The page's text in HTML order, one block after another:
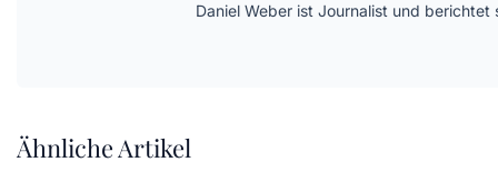
Daniel Weber ist Journalist und
Ähnliche Artikel